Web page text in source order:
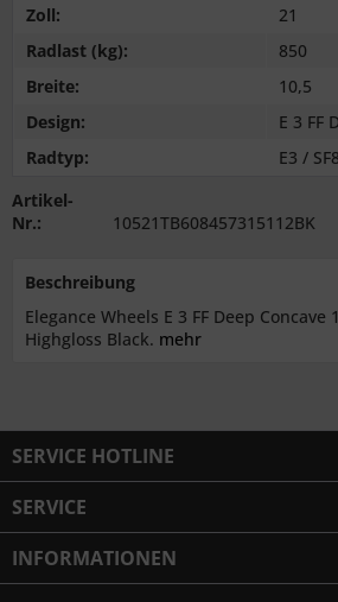
Zoll:
21
Radlast (kg):
850
Breite:
10,5
Design:
E 3 FF
Radtyp:
E3 /
Artikel-
Nr.:
10521TB608457315112BK
Beschreibung
Elegance Wheels E 3 FF Deep Concave
Highgloss Black. mehr
SERVICE HOTLINE
SERVICE
INFORMATIONEN